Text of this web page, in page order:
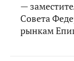
—
Совета
рынкам